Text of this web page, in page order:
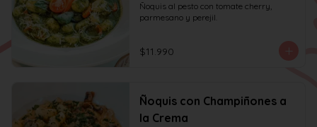
Ñoquis al pesto con tomate cherry,
parmesano y perejil.
$11.990
Ñoquis con Champiñones a
la Crema